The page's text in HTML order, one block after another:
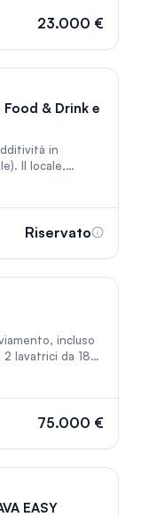
pacchetto
Lavoro
23.000 €
& Drink e
in
Il locale,
di
moderna.Area
diRiservato
incluso
lavatrici da 18kg
avere una
per le card
75.000 €
Self Service LAVA EASY